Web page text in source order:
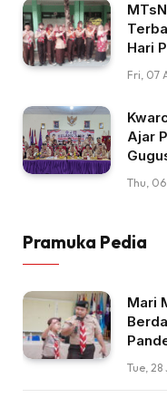
Hari
Fri, 07
Ajar
Thu,
Pramuka Pedia
Mari
Tue,